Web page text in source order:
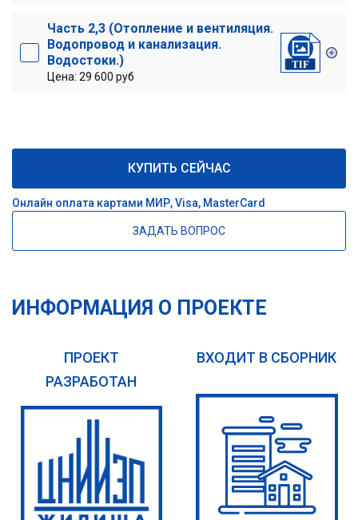
Часть 2,3 (Отопление и вентиляция.
Водопровод и канализация.
Водостоки.)
Цена: 29 600 руб
КУПИТЬ СЕЙЧАС
Онлайн оплата картами МИР, Visa, MasterCard
ЗАДАТЬ ВОПРОС
ИНФОРМАЦИЯ О ПРОЕКТЕ
ПРОЕКТ
РАЗРАБОТАН
ВХОДИТ В СБОРНИК